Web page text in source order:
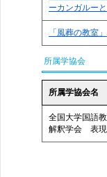
ーカンガルー
「風葬の教室」
所属学協会
所属学協会名
全国大学国語
解釈学会 表